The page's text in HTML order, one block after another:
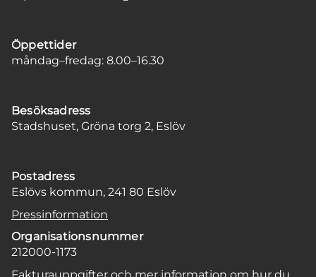
Öppettider
måndag–fredag: 8.00–16.30
Besöksadress
Stadshuset, Gröna torg 2, Eslöv
Postadress
Eslövs kommun, 241 80 Eslöv
Pressinformation
Organisationsnummer
212000-1173